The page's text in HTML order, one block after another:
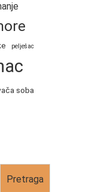
pelješac
soba
Pretraga